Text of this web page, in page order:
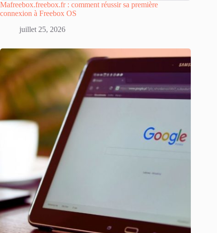
Mafreebox.freebox.fr : comment réussir sa première
connexion à Freebox OS
juillet 25, 2026